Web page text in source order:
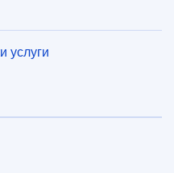
услуги